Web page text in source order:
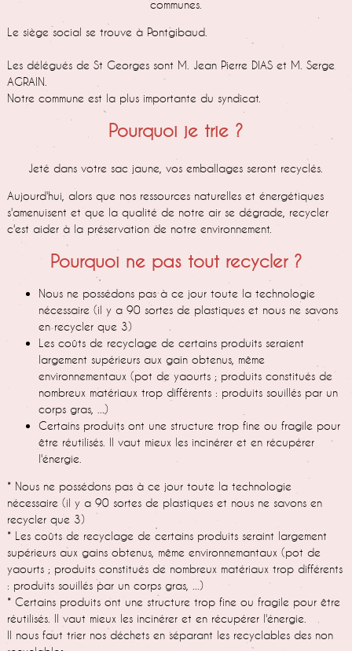
communes.
Le siège social se trouve à Pontgibaud.
Les délégués de St Georges sont M. Jean Pierre DIAS et M. Serge
AGRAIN.
Notre commune est la plus importante du syndicat.
Pourquoi je trie ?
Jeté dans votre sac jaune, vos emballages seront recyclés.
Aujourd'hui, alors que nos ressources naturelles et énergétiques
s'amenuisent et que la qualité de notre air se dégrade, recycler
c'est aider à la préservation de notre environnement.
Pourquoi ne pas tout recycler ?
Nous ne possédons pas à ce jour toute la technologie
nécessaire (il y a 90 sortes de plastiques et nous ne savons
en recycler que 3)
Les coûts de recyclage de certains produits seraient
largement supérieurs aux gain obtenus, même
environnementaux (pot de yaourts ; produits constitués de
nombreux matériaux trop différents : produits souillés par un
corps gras, ...)
Certains produits ont une structure trop fine ou fragile pour
être réutilisés. Il vaut mieux les incinérer et en récupérer
l'énergie.
* Nous ne possédons pas à ce jour toute la technologie
nécessaire (il y a 90 sortes de plastiques et nous ne savons en
recycler que 3)
* Les coûts de recyclage de certains produits seraint largement
supérieurs aux gains obtenus, même environnemantaux (pot de
yaourts ; produits constitués de nombreux matériaux trop différents
: produits souillés par un corps gras, ...)
* Certains produits ont une structure trop fine ou fragile pour être
réutilisés. Il vaut mieux les incinérer et en récupérer l'énergie.
Il nous faut trier nos déchets en séparant les recyclables des non